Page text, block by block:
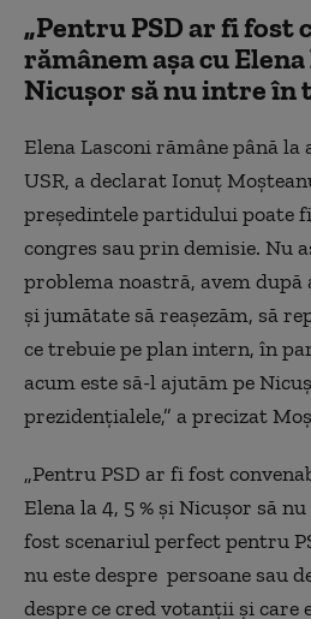
„Pentru PSD ar fi fost
rămânem așa cu Elena
Nicușor să nu intre în
Elena Lasconi rămâne până la
USR, a declarat Ionuț
președintele partidului poate
congres sau prin demisie. Nu
problema noastră, avem după
și jumătate să reașezăm, să
ce trebuie pe plan intern, în
acum este să-l ajutăm pe
prezidențialele,” a precizat
„Pentru PSD ar fi fost
Elena la 4, 5 % și Nicușor să
fost scenariul perfect pentru
nu este despre persoane sau
despre ce cred votanții și care